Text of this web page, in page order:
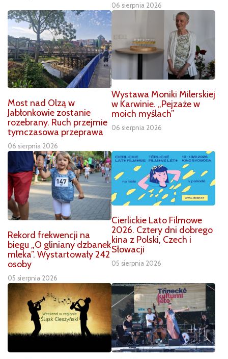
06 sierpnia 2026
Most nad Olzą w
Jabłonkowie zostanie
rozebrany. Ruch przejmie
tymczasowa przeprawa
06 sierpnia 2026
Wystawa Moniki Milerskiej
w Karwinie. „Pejzaże w
moich myślach”
06 sierpnia 2026
Rekord frekwencji na
biegu „O gliniany dzbanek
mleka”. Wystartowały 242
osoby
05 sierpnia 2026
Cierlickie Lato Filmowe
2026. Cztery dni dobrego
kina z Polski, Czech i
Słowacji
05 sierpnia 2026